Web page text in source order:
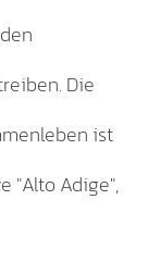
Die
ist
"Alto Adige",